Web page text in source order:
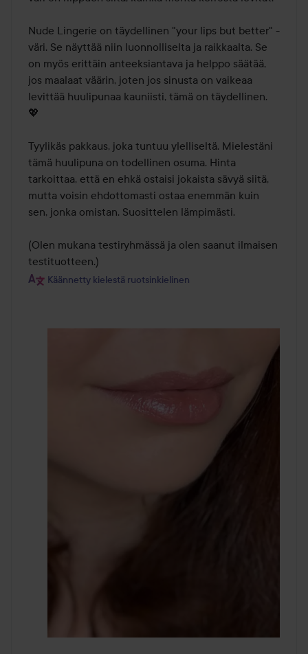
Nude Lingerie on täydellinen "your lips but better" -
väri. Se näyttää niin luonnolliselta ja raikkaalta. Se
on myös erittäin anteeksiantava ja helppo säätää,
jos maalaat väärin, joten jos sinusta on vaikeaa
levittää huulipunaa kauniisti, tämä on täydellinen.
💖
Tyylikäs pakkaus, joka tuntuu ylelliseltä. Mielestäni
tämä huulipuna on todellinen osuma. Hinta
tarkoittaa, että en ehkä ostaisi jokaista sävyä siitä,
mutta voisin ehdottomasti ostaa enemmän kuin
sen, jonka omistan. Suosittelen lämpimästi.
(Olen mukana testiryhmässä ja olen saanut ilmaisen
testituotteen.)
Käännetty kielestä ruotsinkielinen